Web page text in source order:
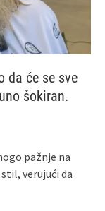
da će se sve
šokiran.
pažnje na
verujući da